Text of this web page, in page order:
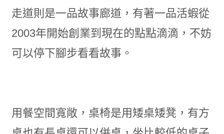
走道則是一品故事廊道，有著一品活蝦從
2003年開始創業到現在的點點滴滴，不妨
可以停下腳步看看故事。
用餐空間寬敞，桌椅是用矮桌矮凳，有方